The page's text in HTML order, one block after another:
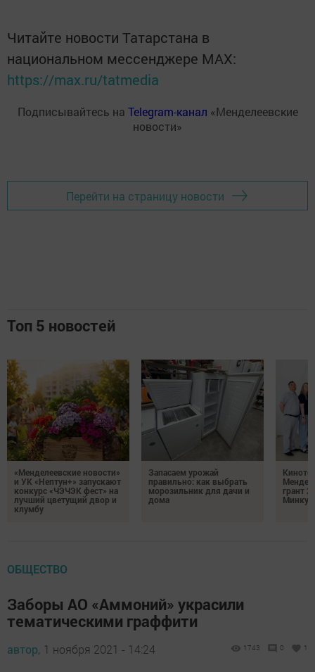
Читайте новости Татарстана в
национальном мессенджере MАХ:
https://max.ru/tatmedia
Подписывайтесь на Telegram-канал «Менделеевские
новости»
Перейти на страницу новости
Топ 5 новостей
«Менделеевские новости»
и УК «Нептун+» запускают
конкурс «ЧЭЧЭК фест» на
лучший цветущий двор и
клумбу
Запасаем урожай
правильно: как выбрать
морозильник для дачи и
дома
грант
ОБЩЕСТВО
Заборы АО «Аммоний» украсили
тематическими граффити
автор, 1 ноября 2021 - 14:24 1743 0 1